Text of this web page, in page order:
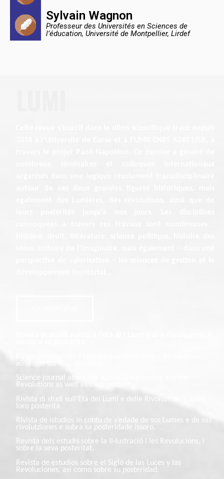
Sylvain Wagnon
Professeur des Universités en Sciences de
l’éducation, Université de Montpellier, Lirdef
ainsi que sur leur postérité.
Science journal about the age of Enlightment and the
Revolutions as well as their posterity.
Rivista di studi sull’Età dei Lumi e delle Rivoluzioni, e sulla
loro posterità.
Rivista de istùdios in contu de s’edade de sos Lumes e de sas
rivolutziones e subra sa posteridade issoro.
Revista dels estudis sobre la Il·lustració i les Revolucions, i
sobre la seva posteritat.
Revista de estudios sobre el Siglo de las Luces y las
Revoluciones, así como sobre su posteridad.